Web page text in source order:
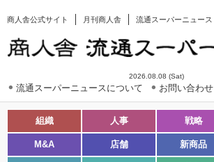
商人舎公式サイト 月刊商人舎 流通スーパーニュース
2026.08.08 (Sat)
流通スーパーニュースについて お問い合わせ
組織 人事 戦略
M&A 店舗 新商品